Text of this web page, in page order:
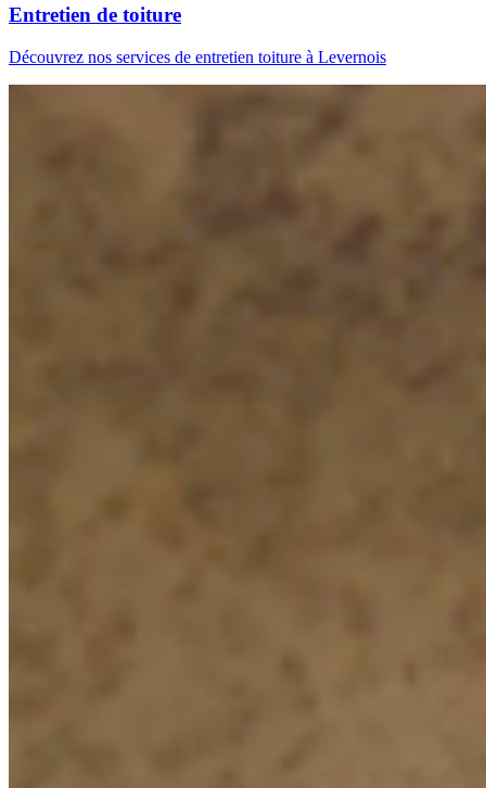
Entretien de toiture
Découvrez nos services de entretien toiture à Levernois